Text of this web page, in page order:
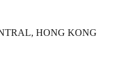
HONG KONG